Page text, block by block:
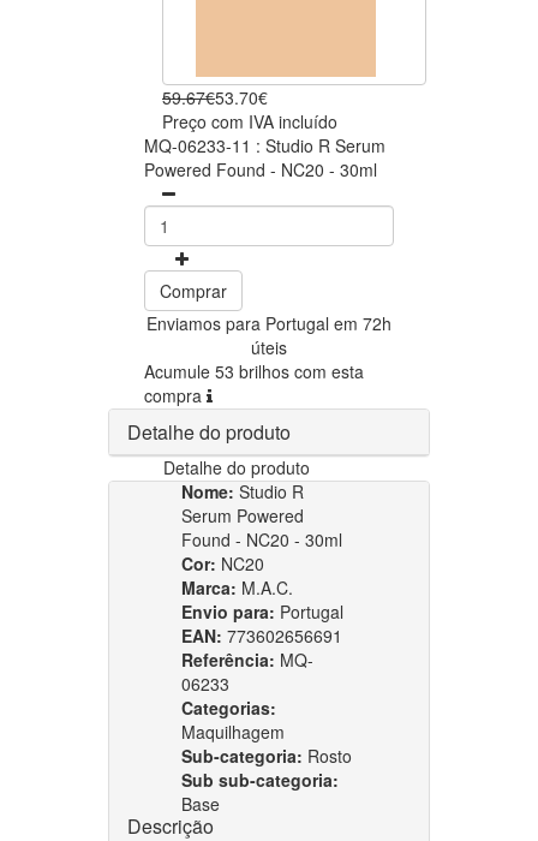
59.67€53.70€
Preço com IVA incluído
MQ-06233-11 : Studio R Serum
Powered Found - NC20 - 30ml
Comprar
Enviamos para Portugal em 72h
úteis
Acumule 53 brilhos com esta
compra
Detalhe do produto
Detalhe do produto
Nome: Studio R
Serum Powered
Found - NC20 - 30ml
Cor: NC20
Marca: M.A.C.
Envio para: Portugal
EAN: 773602656691
Referência: MQ-
06233
Categorias:
Maquilhagem
Sub-categoria: Rosto
Sub sub-categoria:
Base
Descrição